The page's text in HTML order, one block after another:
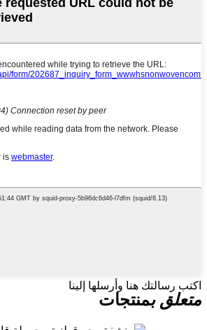
اكتب رسالتك هنا وأرسلها إلينا
متعلق بمنتجات